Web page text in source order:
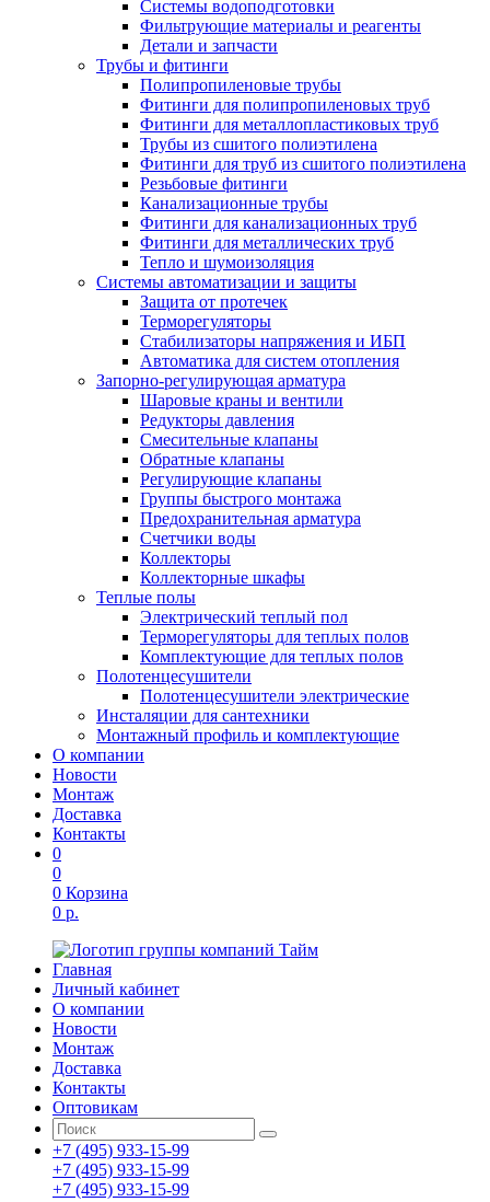
Системы водоподготовки
Фильтрующие материалы и реагенты
Детали и запчасти
Трубы и фитинги
Полипропиленовые трубы
Фитинги для полипропиленовых труб
Фитинги для металлопластиковых труб
Трубы из сшитого полиэтилена
Фитинги для труб из сшитого полиэтилена
Резьбовые фитинги
Канализационные трубы
Фитинги для канализационных труб
Фитинги для металлических труб
Тепло и шумоизоляция
Системы автоматизации и защиты
Защита от протечек
Терморегуляторы
Стабилизаторы напряжения и ИБП
Автоматика для систем отопления
Запорно-регулирующая арматура
Шаровые краны и вентили
Редукторы давления
Смесительные клапаны
Обратные клапаны
Регулирующие клапаны
Группы быстрого монтажа
Предохранительная арматура
Счетчики воды
Коллекторы
Коллекторные шкафы
Теплые полы
Электрический теплый пол
Терморегуляторы для теплых полов
Комплектующие для теплых полов
Полотенцесушители
Полотенцесушители электрические
Инсталяции для сантехники
Монтажный профиль и комплектующие
О компании
Новости
Монтаж
Доставка
Контакты
0
0
0 Корзина
0 р.
Главная
Личный кабинет
О компании
Новости
Монтаж
Доставка
Контакты
Оптовикам
+7 (495) 933-15-99
+7 (495) 933-15-99
+7 (495) 933-15-99